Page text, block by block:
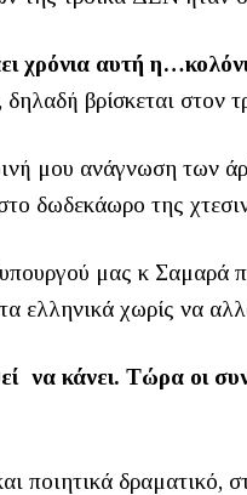
χρόνια αυτή
βρίσκεται στον
μου ανάγνωση των
δωδεκάωρο της
μας κ Σαμαρά
ελληνικά χωρίς να
να κάνει. Τώρα οι
ποιητικά δραματικό,